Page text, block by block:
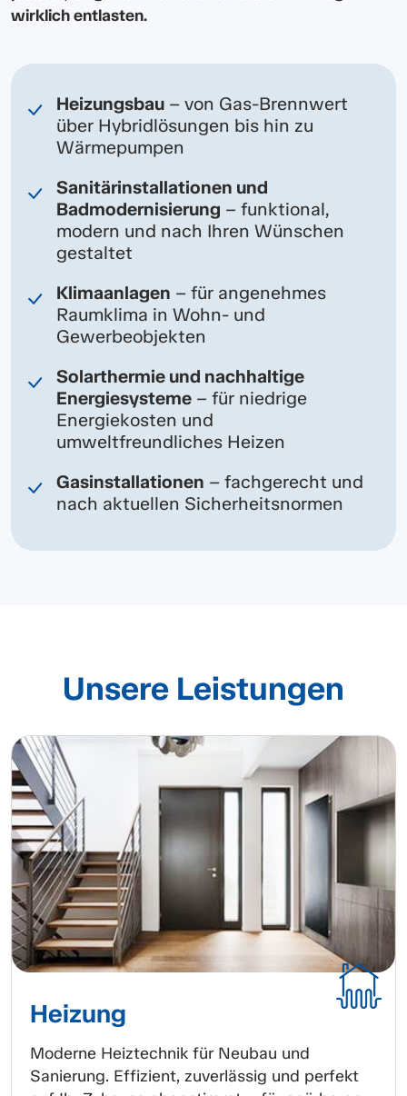
wirklich entlasten.
Heizungsbau – von Gas-Brennwert
über Hybridlösungen bis hin zu
Wärmepumpen
Sanitärinstallationen und
Badmodernisierung – funktional,
modern und nach Ihren Wünschen
gestaltet
Klimaanlagen – für angenehmes
Raumklima in Wohn- und
Gewerbeobjekten
Solarthermie und nachhaltige
Energiesysteme – für niedrige
Energiekosten und
umweltfreundliches Heizen
Gasinstallationen – fachgerecht und
nach aktuellen Sicherheitsnormen
Unsere Leistungen
Heizung
Moderne Heiztechnik für Neubau und
Sanierung. Effizient, zuverlässig und perfekt